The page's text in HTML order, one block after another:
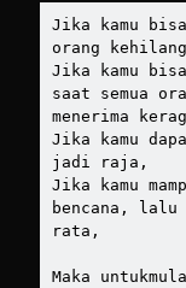
Jika kamu
orang
Jika kamu
saat semua
menerima
Jika kamu
jadi raja,
Jika kamu
bencana, lalu
rata,
Maka